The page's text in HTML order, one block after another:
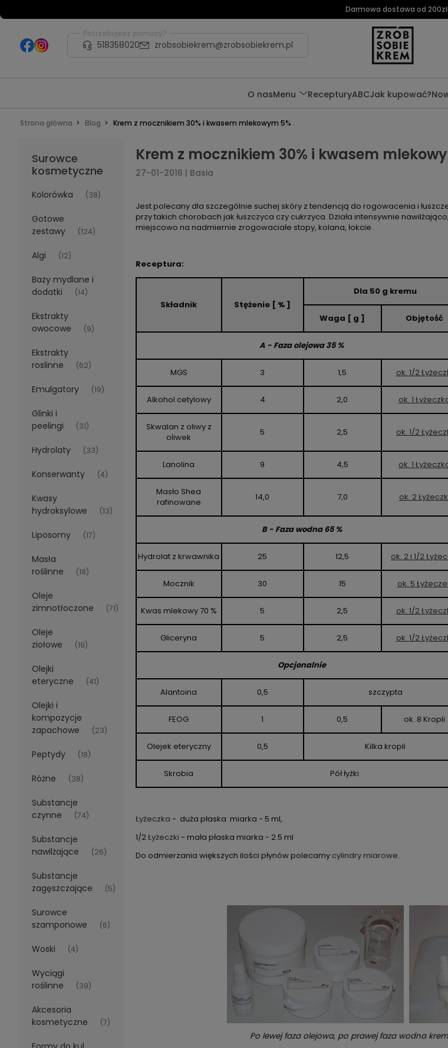
Darmowa dostawa od 200zł
Potrzebujesz pomocy?
518358020 zrobsobiekrem@zrobsobiekrem.pl
O nasMenu RecepturyABCJak kupować?
Strona główna Blog Krem z mocznikiem 30% i kwasem mlekowym 5%
Surowce
kosmetyczne
Kolorówka (38)
Gotowe
zestawy
(124)
Algi (12)
Bazy mydlane i
dodatki
(14)
Ekstrakty
owocowe
(9)
Ekstrakty
roslinne
(62)
Emulgatory (19)
Glinki i
peelingi
(31)
Hydrolaty (33)
Konserwanty (4)
Kwasy
hydroksylowe
(13)
Liposomy (17)
Masła
roślinne
(18)
Oleje
zimnotłoczone
(71)
Oleje
ziołowe
(19)
Olejki
eteryczne
(41)
Olejki i
kompozycje
zapachowe
(23)
Peptydy (18)
Różne (38)
Substancje
czynne
(74)
Substancje
nawilżające
(26)
Substancje
zagęszczające
(5)
Surowce
szamponowe
(6)
Woski (4)
Wyciągi
roślinne
(39)
Akcesoria
kosmetyczne
(7)
Krem z mocznikiem 30% i kwasem
27-01-2016 | Basia
Jest polecany dla szczególnie suchej skóry z tendencją do rogowacenia i
przy takich chorobach jak łuszczyca czy cukrzyca. Działa intensywnie
miejscowo na nadmiernie zrogowaciałe stopy, kolana, łokcie.
Receptura:
Składnik Stężenie [ % ]
Dla 50 g kremu
Waga [ g ] Objętość
A - Faza olejowa 35 %
MGS 3 1,5 ok. 1/2
Alkohol cetylowy 4 2,0 ok. 1
Skwalan z oliwy z
oliwek
5 2,5 ok. 1/2
Lanolina 9 4,5 ok. 1
Masło Shea
rafinowane
14,0 7,0 ok. 2
B - Faza wodna 65 %
Hydrolat z krwawnika 25 12,5 ok. 2 i 1/2
Mocznik 30 15 ok. 5
Kwas mlekowy 70 % 5 2,5 ok. 1/2
Gliceryna 5 2,5 ok. 1/2
Opcjonalnie
Alantoina 0,5 szczypta
FEOG 1 0,5 ok. 8 Kropli
Olejek eteryczny 0,5 Kilka kropli
Skrobia Pół łyżki
Łyżeczka - duża płaska miarka - 5 ml,
1/2Łyżeczki - mała płaska miarka - 2.5 ml
Do odmierzania większych ilości płynów polecamy cylindry miarowe.
Po lewej faza olejowa, po prawej faza wodna